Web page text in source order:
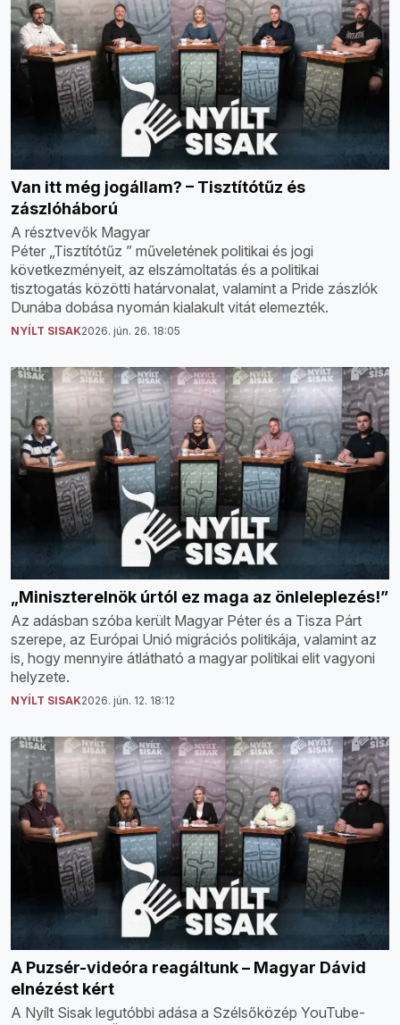
Van itt még jogállam? – Tisztítótűz és
zászlóháború
A résztvevők Magyar
Péter „Tisztítótűz ” műveletének politikai és jogi
következményeit, az elszámoltatás és a politikai
tisztogatás közötti határvonalat, valamint a Pride zászlók
Dunába dobása nyomán kialakult vitát elemezték.
NYÍLT SISAK2026. jún. 26. 18:05
„Miniszterelnök úrtól ez maga az önleleplezés!”
Az adásban szóba került Magyar Péter és a Tisza Párt
szerepe, az Európai Unió migrációs politikája, valamint az
is, hogy mennyire átlátható a magyar politikai elit vagyoni
helyzete.
NYÍLT SISAK2026. jún. 12. 18:12
A Puzsér-videóra reagáltunk – Magyar Dávid
elnézést kért
A Nyílt Sisak legutóbbi adása a Szélsőközép YouTube-